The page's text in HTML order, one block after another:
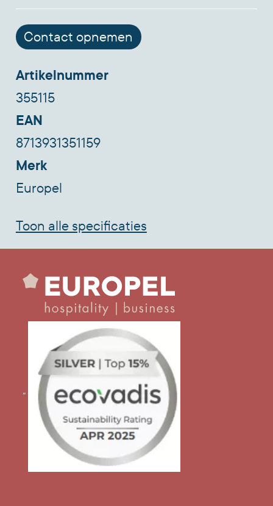
ontspiegelde voorzetfolie. Geschikt voor
papierformaat B1. Dubbelzijdige
schuimrubber rond het frame en
waterafvoergaten aan de onderkant.
Contact opnemen
Artikelnummer
355115
EAN
8713931351159
Merk
Europel
Toon alle specificaties
"